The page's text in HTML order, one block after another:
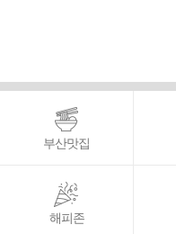
부산맛집
해피존